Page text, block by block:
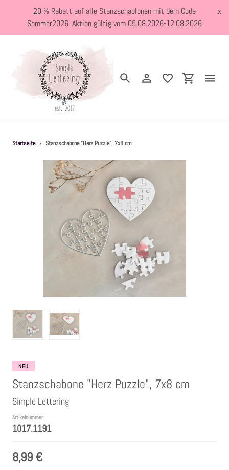
Inhalt
20 % Rabatt auf alle Stanzschablonen mit dem Code
Sommer2026. Aktion gültig vom 05.08.2026-12.08.2026
x
SuchenEinloggen
Stanzschablonen
Embossing Pulver WOW
Kartendeko Embellishments
Präge-, Universal- Maskierschablonen
Papiere
Bänder & Garn
Siegelwachs /Papierschöpfen
Startseite › Stanzschabone "Herz Puzzle", 7x8 cm
NEU
Stanzschabone "Herz Puzzle", 7x8 cm
Simple Lettering
Artikelnummer
1017.1191
8,99 €